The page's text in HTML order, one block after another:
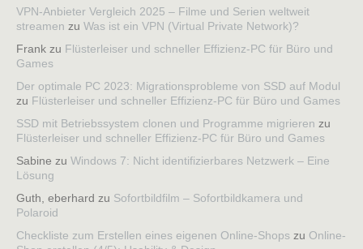
VPN-Anbieter Vergleich 2025 – Filme und Serien weltweit
streamen zu Was ist ein VPN (Virtual Private Network)?
Frank zu Flüsterleiser und schneller Effizienz-PC für Büro und
Games
Der optimale PC 2023: Migrationsprobleme von SSD auf Modul
zu Flüsterleiser und schneller Effizienz-PC für Büro und Games
SSD mit Betriebssystem clonen und Programme migrieren zu
Flüsterleiser und schneller Effizienz-PC für Büro und Games
Sabine zu Windows 7: Nicht identifizierbares Netzwerk – Eine
Lösung
Guth, eberhard zu Sofortbildfilm – Sofortbildkamera und
Polaroid
Checkliste zum Erstellen eines eigenen Online-Shops zu Online-